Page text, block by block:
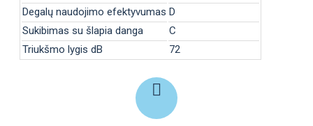
Degalų naudojimo efektyvumas D
Sukibimas su šlapia danga
C
Triukšmo lygis dB
72